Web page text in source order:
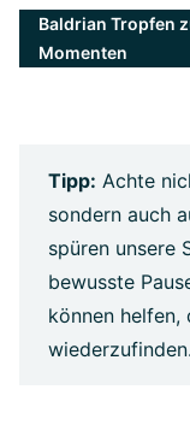
Baldrian Tropfen
Momenten
Tipp: Achte
sondern auch
spüren unsere
bewusste
können helfen,
wiederzufinden.